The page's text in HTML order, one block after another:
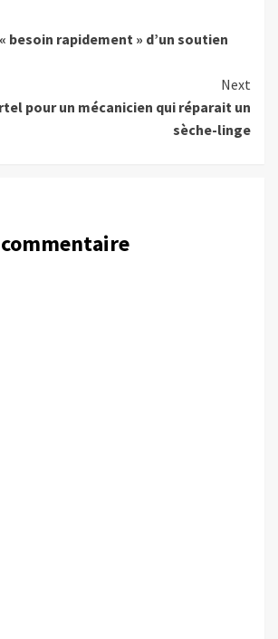
besoin rapidement » d’un soutien
Next
pour un mécanicien qui réparait un
sèche-linge